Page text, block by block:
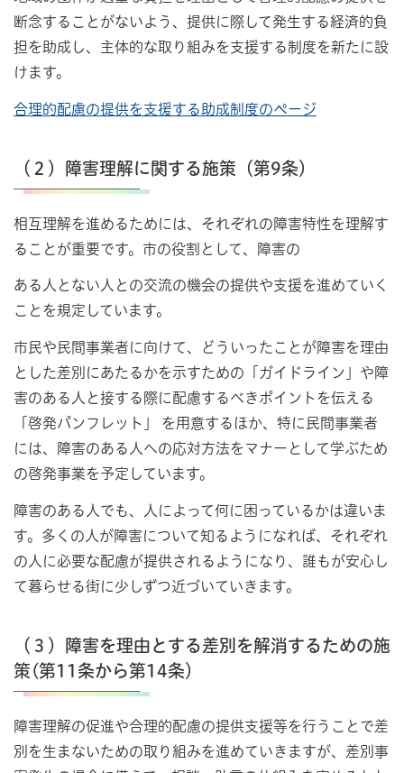
断念することがないよう、提供に際して発生する経済的負
担を助成し、主体的な取り組みを支援する制度を新たに設
けます。
合理的配慮の提供を支援する助成制度のページ
（２）障害理解に関する施策（第9条）
相互理解を進めるためには、それぞれの障害特性を理解す
ることが重要です。市の役割として、障害の
ある人とない人との交流の機会の提供や支援を進めていく
ことを規定しています。
市民や民間事業者に向けて、どういったことが障害を理由
とした差別にあたるかを示すための「ガイドライン」や障
害のある人と接する際に配慮するべきポイントを伝える
「啓発パンフレット」
を用意するほか、特に民間事業者
には、障害のある人への応対方法をマナーとして学ぶため
の啓発事業を予定しています。
障害のある人でも、人によって何に困っているかは違いま
す。多くの人が障害について知るようになれば、それぞれ
の人に必要な配慮が提供されるようになり、誰もが安心し
て暮らせる街に少しずつ近づいていきます。
（３）障害を理由とする差別を解消するための施
策(第11条から第14条）
障害理解の促進や合理的配慮の提供支援等を行うことで差
別を生まないための取り組みを進めていきますが、差別事